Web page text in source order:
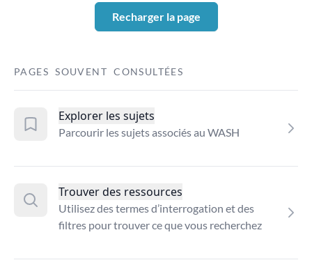
Recharger la page
PAGES SOUVENT CONSULTÉES
Explorer les sujets
Parcourir les sujets associés au WASH
Trouver des ressources
Utilisez des termes d’interrogation et des
filtres pour trouver ce que vous recherchez